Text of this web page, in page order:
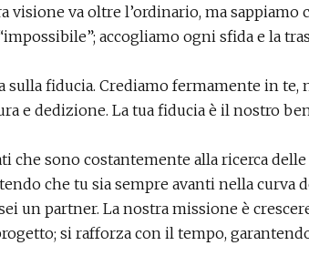
va oltre l’ordinario, ma sappiamo
accogliamo ogni sfida e la
sulla fiducia. Crediamo fermamente in
e dedizione. La tua fiducia è il nostro
che sono costantemente alla ricerca
che tu sia sempre avanti nella curva
un partner. La nostra missione è
si rafforza con il tempo,